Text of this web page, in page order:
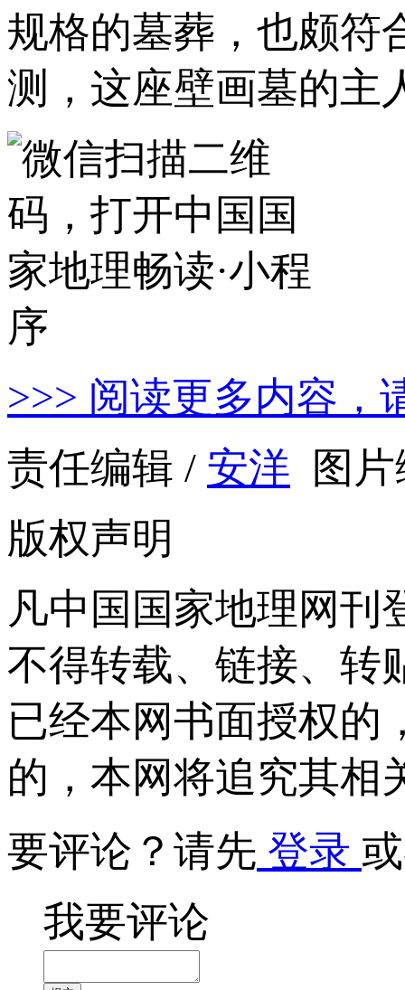
规格的墓葬，也颇符
测，这座壁画墓的主
>>> 阅读更多内容，
责任编辑 / 安洋 图
版权声明
凡中国国家地理网刊
不得转载、链接、转
已经本网书面授权的
的，本网将追究其相
要评论？请先 登录
我要评论